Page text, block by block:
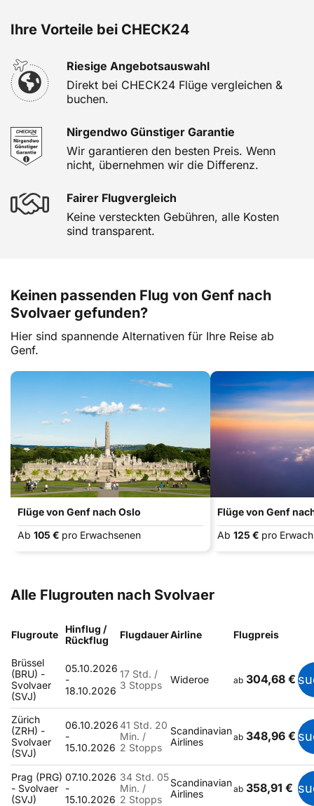
Ihre Vorteile bei CHECK24
Riesige Angebotsauswahl
Direkt bei CHECK24 Flüge vergleichen &
buchen.
Nirgendwo Günstiger Garantie
Wir garantieren den besten Preis. Wenn
nicht, übernehmen wir die Differenz.
Fairer Flugvergleich
Keine versteckten Gebühren, alle Kosten
sind transparent.
Keinen passenden Flug von Genf nach
Svolvaer gefunden?
Hier sind spannende Alternativen für Ihre Reise ab
Genf.
Flüge von Genf nach Oslo
Ab 105 € pro Erwachsenen
Flüge von Genf
Ab 125 € pro
Alle Flugrouten nach Svolvaer
Flugroute
Hinflug /
Rückflug
FlugdauerAirline Flugpreis
Brüssel
(BRU) -
Svolvaer
(SVJ)
05.10.2026
-
18.10.2026
17 Std. /
3 Stopps
Wideroe ab 304,68 €
Zürich
(ZRH) -
Svolvaer
(SVJ)
06.10.2026
-
15.10.2026
41 Std. 20
Min. /
2 Stopps
Scandinavian
Airlines
ab 348,96 €
Prag (PRG)
- Svolvaer
(SVJ)
07.10.2026
-
15.10.2026
34 Std. 05
Min. /
2 Stopps
Scandinavian
Airlines
ab 358,91 €